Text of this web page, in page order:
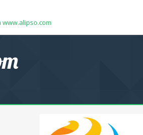
www.alipso.com